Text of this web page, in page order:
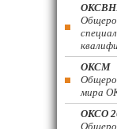
ОКСМ
мира
ОКСО